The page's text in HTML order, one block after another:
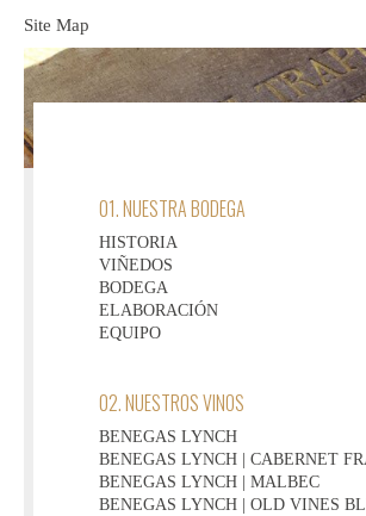
Site Map
01. NUESTRA BODEGA
HISTORIA
VIÑEDOS
BODEGA
ELABORACIÓN
EQUIPO
02. NUESTROS VINOS
BENEGAS LYNCH
BENEGAS LYNCH | CABERNET
BENEGAS LYNCH | MALBEC
BENEGAS LYNCH | OLD VINES